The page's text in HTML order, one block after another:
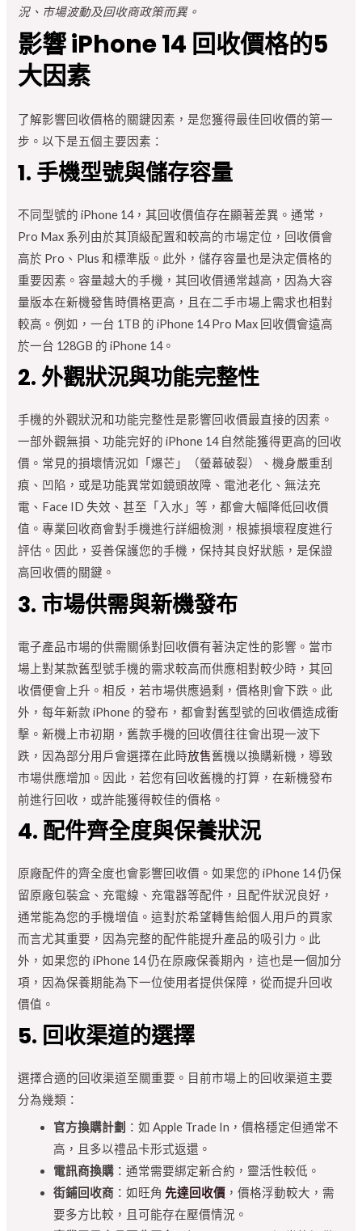
況、市場波動及回收商政策而異。
影響 iPhone 14 回收價格的5
大因素
了解影響回收價格的關鍵因素，是您獲得最佳回收價的第一
步。以下是五個主要因素：
1. 手機型號與儲存容量
不同型號的 iPhone 14，其回收價值存在顯著差異。通常，
Pro Max 系列由於其頂級配置和較高的市場定位，回收價會
高於 Pro、Plus 和標準版。此外，儲存容量也是決定價格的
重要因素。容量越大的手機，其回收價通常越高，因為大容
量版本在新機發售時價格更高，且在二手市場上需求也相對
較高。例如，一台 1TB 的 iPhone 14 Pro Max 回收價會遠高
於一台 128GB 的 iPhone 14。
2. 外觀狀況與功能完整性
手機的外觀狀況和功能完整性是影響回收價最直接的因素。
一部外觀無損、功能完好的 iPhone 14 自然能獲得更高的回收
價。常見的損壞情況如「爆芒」（螢幕破裂）、機身嚴重刮
痕、凹陷，或是功能異常如鏡頭故障、電池老化、無法充
電、Face ID 失效、甚至「入水」等，都會大幅降低回收價
值。專業回收商會對手機進行詳細檢測，根據損壞程度進行
評估。因此，妥善保護您的手機，保持其良好狀態，是保證
高回收價的關鍵。
3. 市場供需與新機發布
電子產品市場的供需關係對回收價有著決定性的影響。當市
場上對某款舊型號手機的需求較高而供應相對較少時，其回
收價便會上升。相反，若市場供應過剩，價格則會下跌。此
外，每年新款 iPhone 的發布，都會對舊型號的回收價造成衝
擊。新機上市初期，舊款手機的回收價往往會出現一波下
跌，因為部分用戶會選擇在此時放售舊機以換購新機，導致
市場供應增加。因此，若您有回收舊機的打算，在新機發布
前進行回收，或許能獲得較佳的價格。
4. 配件齊全度與保養狀況
原廠配件的齊全度也會影響回收價。如果您的 iPhone 14 仍保
留原廠包裝盒、充電線、充電器等配件，且配件狀況良好，
通常能為您的手機增值。這對於希望轉售給個人用戶的買家
而言尤其重要，因為完整的配件能提升產品的吸引力。此
外，如果您的 iPhone 14 仍在原廠保養期內，這也是一個加分
項，因為保養期能為下一位使用者提供保障，從而提升回收
價值。
5. 回收渠道的選擇
選擇合適的回收渠道至關重要。目前市場上的回收渠道主要
分為幾類：
官方換購計劃 ：如 Apple Trade In，價格穩定但通常不
高，且多以禮品卡形式返還。
電訊商換購 ：通常需要綁定新合約，靈活性較低。
街鋪回收商 ：如旺角先達回收價 ，價格浮動較大，需
要多方比較，且可能存在壓價情況。